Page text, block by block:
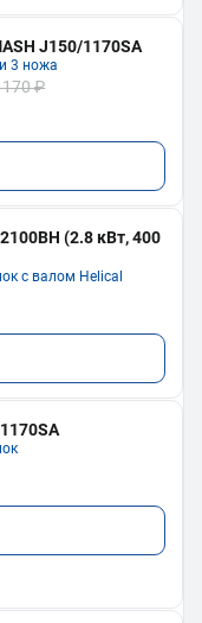
J150/1170SA
3 ножа
170 ₽
(2.8 кВт, 400
с валом Helical